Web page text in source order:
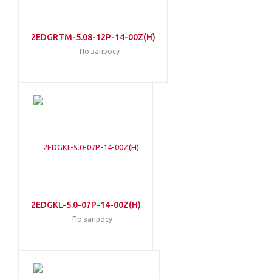
2EDGRTM-5.08-12P-14-00Z(H)
По запросу
2EDGKL-5.0-07P-14-00Z(H)
По запросу